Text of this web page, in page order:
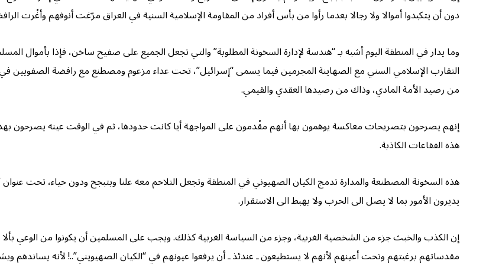
دون أن يتكبدوا أموالا ولا رجالا بعدما رأوا من بأس أفراد من المقاومة الإسلامية السنية في العراق مرّغت أنوفهم وأغْرت
وما يدار في المنطقة اليوم أشبه بـ “هندسة لإدارة السخونة المطلوبة” والتي تجعل الجميع على صفيح ساخن، فإذا بأموال
التقارب الإسلامي السني مع الصهاينة المجرمين فيما يسمى “إسرائيل”، تحت عداء مزعوم ومصطنع مع رافضة الصفويين
من رصيد الأمة المادي، وذاك من رصيدها العقدي والقيمي.
إنهم يصرحون بتصريحات معاكسة يوهمون بها أنهم مقْدمون على المواجهة أيا كانت حدودها، ثم في الوقت عينه يصرحون
هذه الفقاعات الكاذبة.
هذه السخونة المصطنعة والمدارة تدمج الكيان الصهيوني في المنطقة وتجعل التلاحم معه علنا وبتبجح ودون حياء، تحت عنوان
يديرون الأمور بما لا يصل الى الحرب ولا يهبط الى الاستقرار.
إن الكذب والخبث جزء من الشخصية الغربية، وجزء من السياسة الغربية كذلك. ويجب على المسلمين أن يكونوا من الوعي بألا
مقدساتهم برغبتهم وتحت أعينهم لأنهم لا يستطيعون ـ عندئذ ـ أن يرفعوا عيونهم في “الكيان الصهيويني”..! لأنه يساندهم